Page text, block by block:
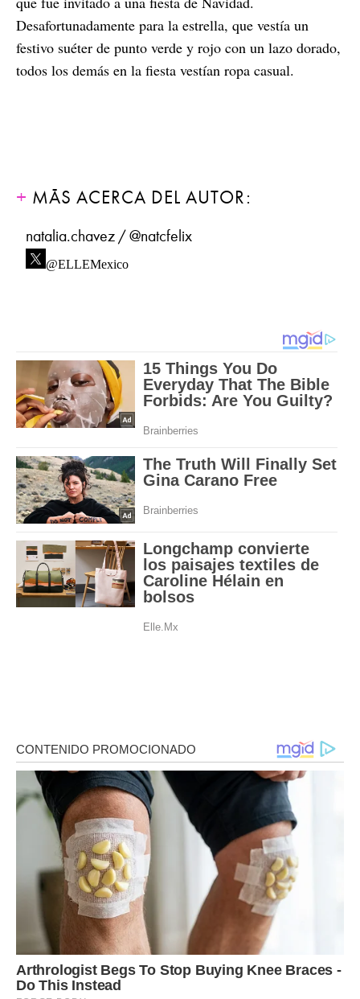
Desafortunadamente para la estrella, que vestía un
festivo suéter de punto verde y rojo con un lazo dorado,
todos los demás en la fiesta vestían ropa casual.
MÁS ACERCA DEL AUTOR:
natalia.chavez / @natcfelix
@ELLEMexico